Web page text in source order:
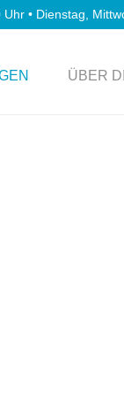
• Dienstag,
ÜBER